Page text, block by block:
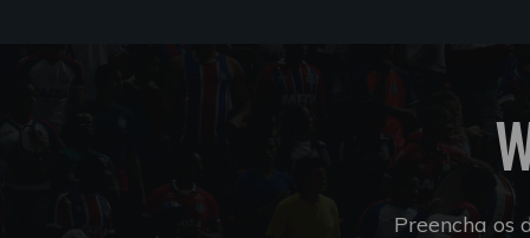
Preencha os